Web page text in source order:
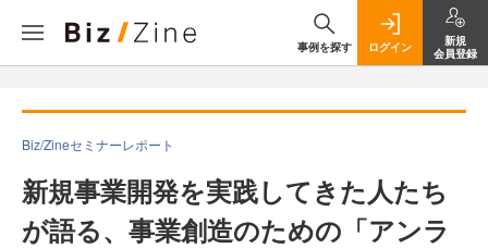
事例を探す ログイン
新規
会員登録
Biz/Zineセミナーレポート
新規事業開発を実践してきた人たち
が語る、事業創造のための「アンラ